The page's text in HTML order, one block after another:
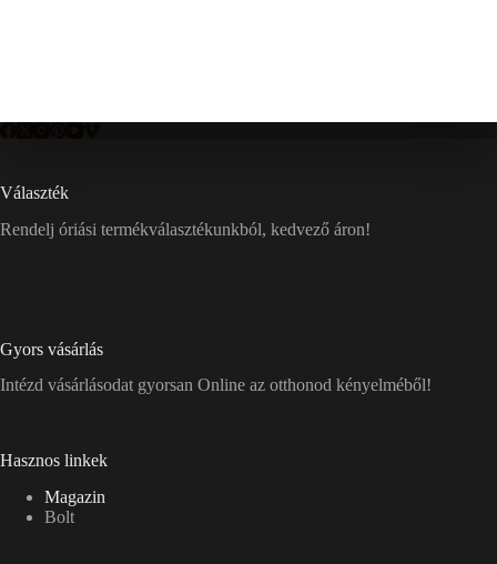
Választék
Rendelj óriási termékválasztékunkból, kedvező áron!
Gyors vásárlás
Intézd vásárlásodat gyorsan Online az otthonod kényelméből!
Hasznos linkek
Magazin
Bolt